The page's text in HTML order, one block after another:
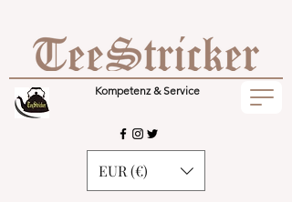
Kompetenz & Service
EUR (€)